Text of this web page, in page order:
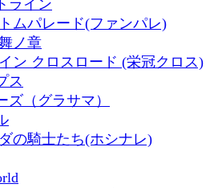
ライン
ムパレード(ファンパレ)
ノ章
ン クロスロード (栄冠クロス)
ス
ズ（グラサマ）
の騎士たち(ホシナレ)